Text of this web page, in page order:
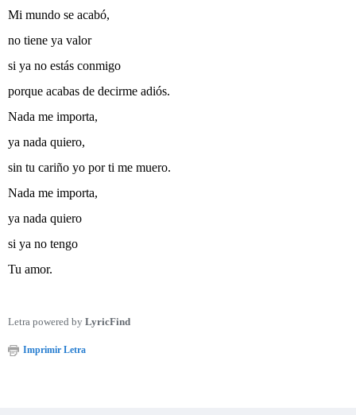
Mi mundo se acabó,
no tiene ya valor
si ya no estás conmigo
porque acabas de decirme adiós.
Nada me importa,
ya nada quiero,
sin tu cariño yo por ti me muero.
Nada me importa,
ya nada quiero
si ya no tengo
Tu amor.
Letra powered by LyricFind
Imprimir Letra